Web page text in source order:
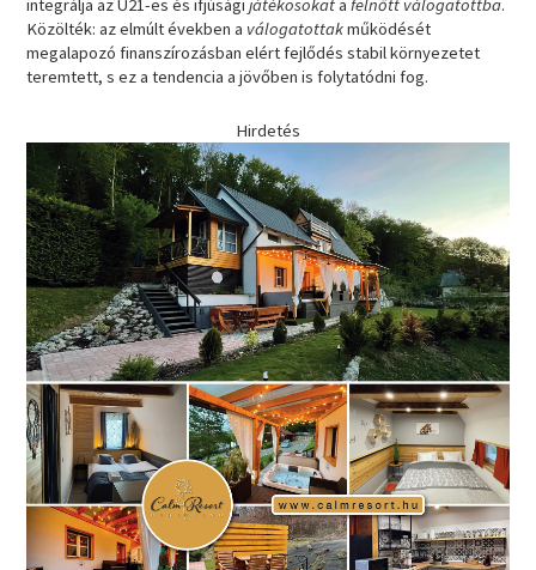
integrálja az U21-es és ifjúságijátékosokatafelnőtt válogatottba.
Közölték: az elmúlt években a válogatottakműködését
megalapozó finanszírozásban elért fejlődés stabil környezetet
teremtett, s ez a tendencia a jövőben is folytatódni fog.
Hirdetés